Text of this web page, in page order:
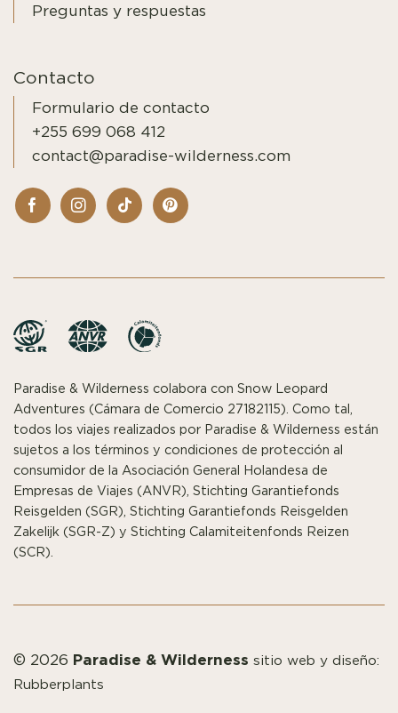
Preguntas y respuestas
Contacto
Formulario de contacto
+255 699 068 412
contact@paradise-wilderness.com
Paradise & Wilderness colabora con Snow Leopard
Adventures (Cámara de Comercio 27182115). Como tal,
todos los viajes realizados por Paradise & Wilderness están
sujetos a los términos y condiciones de protección al
consumidor de la Asociación General Holandesa de
Empresas de Viajes (ANVR), Stichting Garantiefonds
Reisgelden (SGR), Stichting Garantiefonds Reisgelden
Zakelijk (SGR-Z) y Stichting Calamiteitenfonds Reizen
(SCR).
© 2026 Paradise & Wilderness sitio web y diseño:
Rubberplants